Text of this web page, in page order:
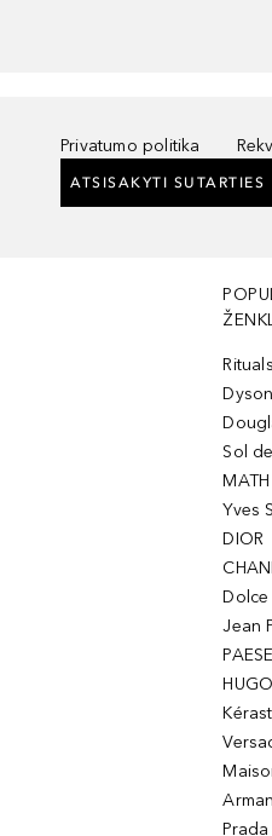
Privatumo politika
ATSISAKYTI SUTARTIES
Rituals
Dyson
Sol
Yves
DIOR
Jean
PAESE
Prada